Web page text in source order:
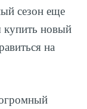
сезон еще
новый
на